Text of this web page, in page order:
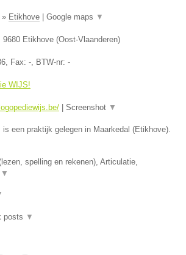
» Etikhove Google maps ▼
9680 Etikhove (Oost-Vlaanderen)
, Fax: -, BTW-nr: -
WIJS!
Screenshot ▼
is een praktijk gelegen in Maarkedal (Etikhove).
spelling en rekenen), Articulatie,
▼
posts ▼